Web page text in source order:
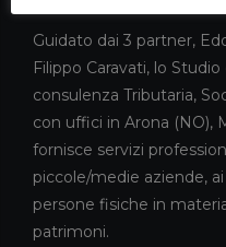
Guidato dai 3 partner,
Filippo Caravati, lo
consulenza Tributaria,
con uffici in Arona (NO),
fornisce servizi
piccole/medie aziende,
persone fisiche in
patrimoni.